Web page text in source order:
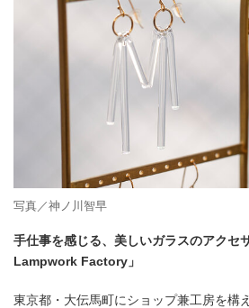
写真／神ノ川智早
手仕事を感じる、美しいガラスのアクセ
Lampwork Factory」
東京都・大伝馬町にショップ兼工房を構